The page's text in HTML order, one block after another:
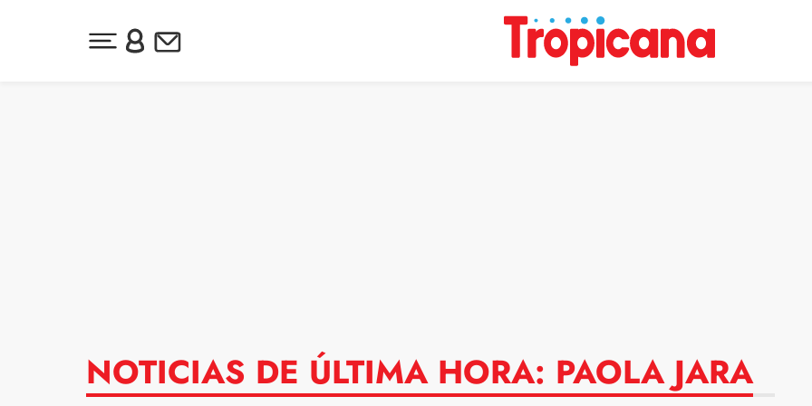
Desplegar menú principal
Inicia sesión o regístrate
Newsletter
NOTICIAS DE ÚLTIMA HORA: PAOLA JARA